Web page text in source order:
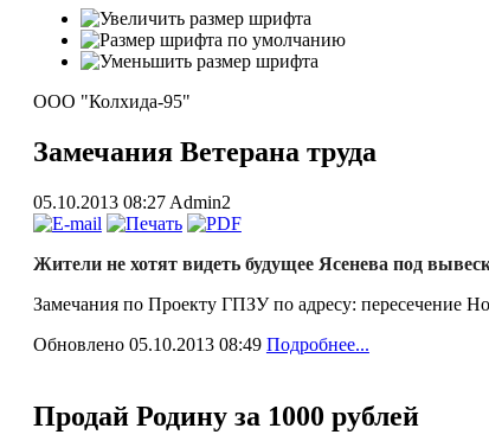
ООО "Колхида-95"
Замечания Ветерана труда
05.10.2013 08:27 Admin2
Жители не хотят видеть будущее Ясенева под
Замечания по Проекту ГПЗУ по адресу: пересечение
Обновлено 05.10.2013 08:49 Подробнее...
Продай Родину за 1000 рублей